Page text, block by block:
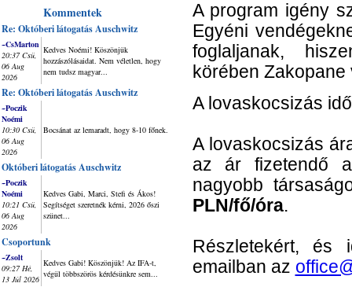
Kommentek
Re: Októberi látogatás Auschwitz
~CsMarton
20:37 Csü,
06 Aug
2026
Kedves Noémi! Köszönjük
hozzászólásaidat. Nem véletlen, hogy
nem tudsz magyar...
Re: Októberi látogatás Auschwitz
~Poczik
Noémi
10:30 Csü,
06 Aug
2026
Bocsánat az lemaradt, hogy 8-10 főnek.
Októberi látogatás Auschwitz
~Poczik
Noémi
10:21 Csü,
06 Aug
2026
Kedves Gabi, Marci, Stefi és Ákos!
Segítséget szeretnék kérni, 2026 őszi
szünet...
Csoportunk
~Zsolt
09:27 Hé,
13 Júl 2026
Kedves Gabi! Köszönjük! Az IFA-t,
végül többszörös kérdésünkre sem...
A program igény
Egyéni
foglaljanak,
körében
A lovaskocsizás
A lovaskocsizás
az ár fizetendő
nagyobb
PLN/fő/óra.
Részletekért, és
emailban az